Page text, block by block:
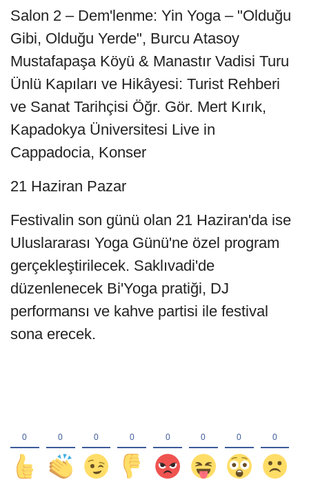
Salon 2 – Dem'lenme: Yin Yoga – "Olduğu
Gibi, Olduğu Yerde", Burcu Atasoy
Mustafapaşa Köyü & Manastır Vadisi Turu
Ünlü Kapıları ve Hikâyesi: Turist Rehberi
ve Sanat Tarihçisi Öğr. Gör. Mert Kırık,
Kapadokya Üniversitesi Live in
Cappadocia, Konser
21 Haziran Pazar
Festivalin son günü olan 21 Haziran'da ise
Uluslararası Yoga Günü'ne özel program
gerçekleştirilecek. Saklıvadi'de
düzenlenecek Bi'Yoga pratiği, DJ
performansı ve kahve partisi ile festival
sona erecek.